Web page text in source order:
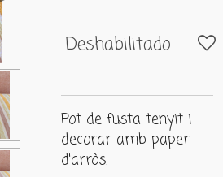
Deshabilitado
Pot de fusta tenyit i
decorar amb paper
d'arròs.